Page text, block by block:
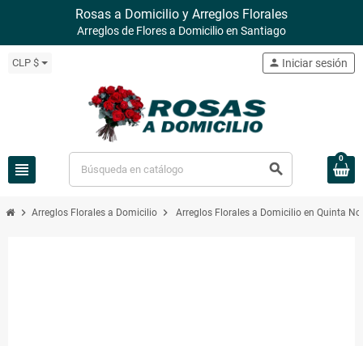
Rosas a Domicilio y Arreglos Florales
Arreglos de Flores a Domicilio en Santiago
CLP $
view_headline search
person Iniciar sesión
0
chevron_right Arreglos Florales a Domicilio chevron_right Arreglos Florales a Domicilio en Quinta